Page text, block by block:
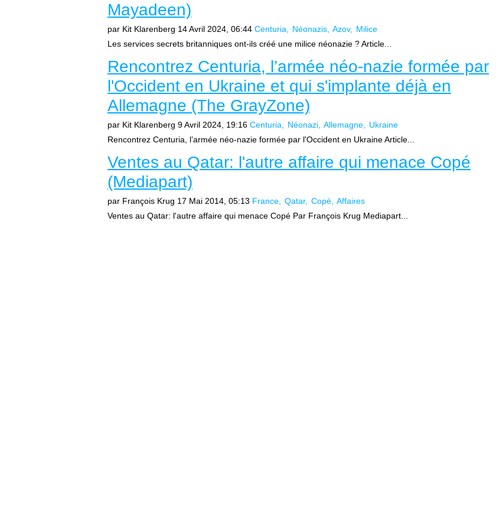
Mayadeen)
par Kit Klarenberg 14 Avril 2024, 06:44 Centuria Néonazis Azov
Milice
Les services secrets britanniques ont-ils créé une milice néonazie ? Article...
Rencontrez Centuria, l’armée néo-nazie formée par
l'Occident en Ukraine et qui s'implante déjà en
Allemagne (The GrayZone)
par Kit Klarenberg 9 Avril 2024, 19:16 Centuria Néonazi Allemagne
Ukraine
Rencontrez Centuria, l’armée néo-nazie formée par l'Occident en Ukraine Article...
Ventes au Qatar: l'autre affaire qui menace Copé
(Mediapart)
par François Krug 17 Mai 2014, 05:13 France Qatar Copé Affaires
Ventes au Qatar: l'autre affaire qui menace Copé Par François Krug Mediapart...